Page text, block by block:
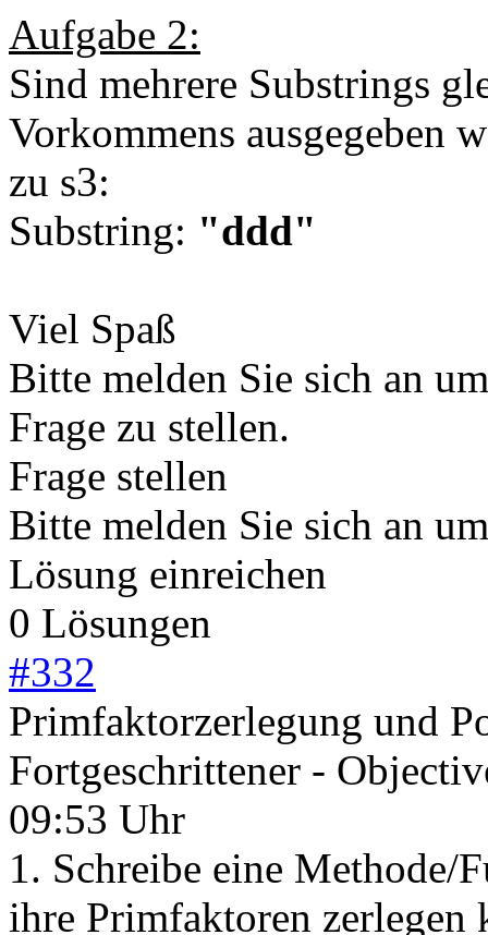
Aufgabe 2:
Sind mehrere Substrings
Vorkommens ausgegeben
zu s3:
Substring: "ddd"
Viel Spaß
Bitte melden Sie sich an
Frage zu stellen.
Frage stellen
Bitte melden Sie sich an
Lösung einreichen
0 Lösungen
#332
Primfaktorzerlegung und
Fortgeschrittener -
09:53 Uhr
1. Schreibe eine Methode/
ihre Primfaktoren zerlegen